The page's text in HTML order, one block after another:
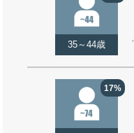
35～44歳
17%